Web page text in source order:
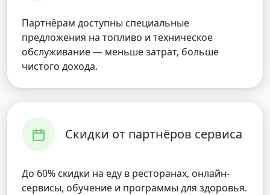
Партнёрам доступны специальные
предложения на топливо и техническое
обслуживание — меньше затрат, больше
чистого дохода.
Скидки от партнёров сервиса
До 60% скидки на еду в ресторанах, онлайн-
сервисы, обучение и программы для здоровья.